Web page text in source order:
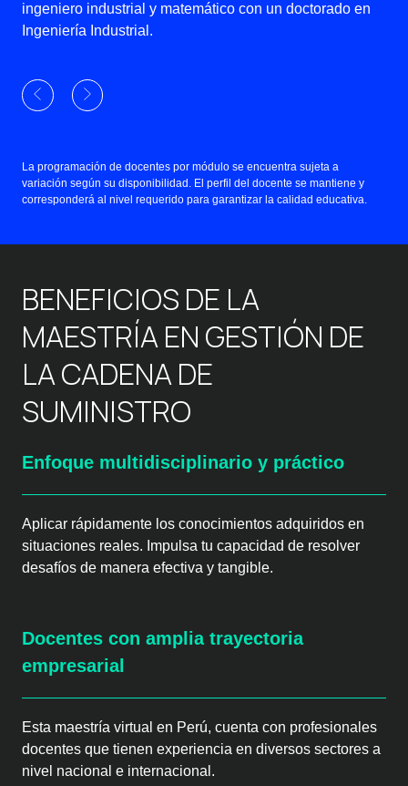
ingeniero industrial y matemático con un doctorado en
Ingeniería Industrial.
La programación de docentes por módulo se encuentra sujeta a
variación según su disponibilidad. El perfil del docente se mantiene y
corresponderá al nivel requerido para garantizar la calidad educativa.
BENEFICIOS DE LA
MAESTRÍA EN GESTIÓN DE
LA CADENA DE
SUMINISTRO
Enfoque multidisciplinario y práctico
Aplicar rápidamente los conocimientos adquiridos en
situaciones reales. Impulsa tu capacidad de resolver
desafíos de manera efectiva y tangible.
Docentes con amplia trayectoria
empresarial
Esta maestría virtual en Perú, cuenta con profesionales
docentes que tienen experiencia en diversos sectores a
nivel nacional e internacional.